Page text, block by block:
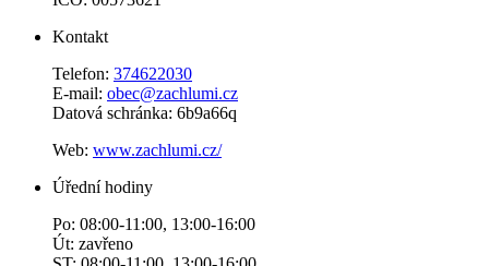
Kontakt
Telefon: 374622030
E-mail: obec@zachlumi.cz
Datová schránka: 6b9a66q
Web: www.zachlumi.cz/
Úřední hodiny
Po: 08:00-11:00, 13:00-16:00
Út: zavřeno